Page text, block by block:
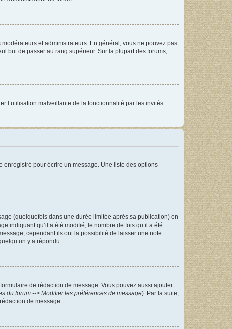
et administrateurs. En général, vous ne pouvez pas
but de passer au rang supérieur. Sur la plupart des forums,
l’utilisation malveillante de la fonctionnalité par les invités.
enregistré pour écrire un message. Une liste des options
(quelquefois dans une durée limitée après sa publication) en
indiquant qu’il a été modifié, le nombre de fois qu’il a été
cependant ils ont la possibilité de laisser une note
y a répondu.
de rédaction de message. Vous pouvez aussi ajouter
du forum --> Modifier les préférences de message). Par la suite,
de message.